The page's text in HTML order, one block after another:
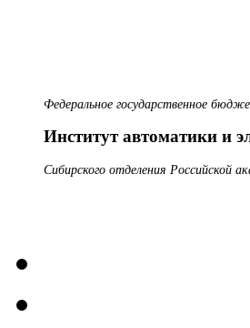
Федеральное государственное
Институт автоматики и
Сибирского отделения Российской